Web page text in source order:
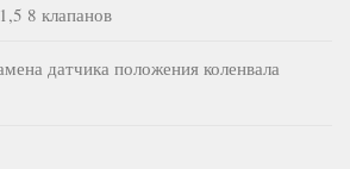
8 клапанов
датчика положения коленвала